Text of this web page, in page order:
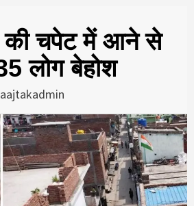
की चपेट में आने से
लोग बेहोश
aajtakadmin